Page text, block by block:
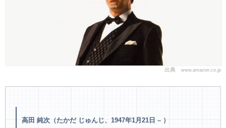
出典 www.amazon.co.jp
高田 純次（たかだ じゅんじ、1947年1月21日 – ）